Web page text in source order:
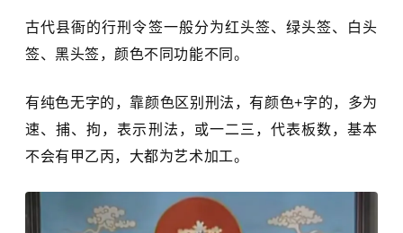
古代县衙的行刑令签一般分为红头签、绿头签、白头
签、黑头签，颜色不同功能不同。
有纯色无字的，靠颜色区别刑法，有颜色+字的，多为
速、捕、拘，表示刑法，或一二三，代表板数，基本
不会有甲乙丙，大都为艺术加工。